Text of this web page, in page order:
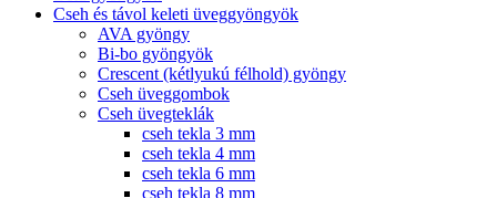
Cseh és távol keleti üveggyöngyök
AVA gyöngy
Bi-bo gyöngyök
Crescent (kétlyukú félhold) gyöngy
Cseh üveggombok
Cseh üvegteklák
cseh tekla 3 mm
cseh tekla 4 mm
cseh tekla 6 mm
cseh tekla 8 mm